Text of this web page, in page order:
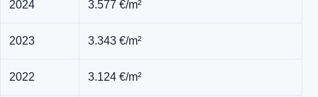
2024 3.577 €/m²
2023 3.343 €/m²
2022 3.124 €/m²